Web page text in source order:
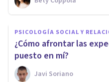
PSICOLOGÍA SOCIAL Y
¿Cómo afrontar las
puesto en mí?
Javi Soriano
PSICOLOGÍA SOCIAL Y
Cómo
Familiar
Javi Soriano